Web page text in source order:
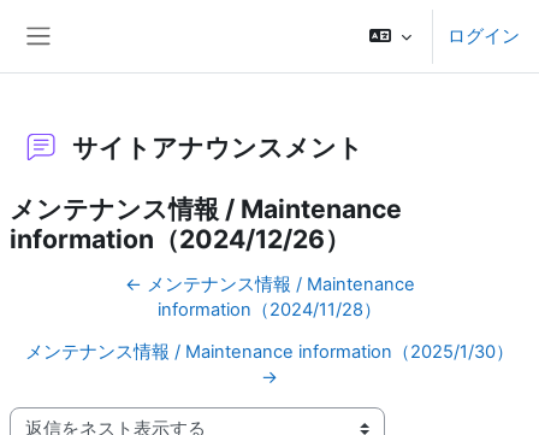
ログイン
サイトアナウンスメント
メンテナンス情報 / Maintenance
information（2024/12/26）
← メンテナンス情報 / Maintenance
information（2024/11/28）
メンテナンス情報 / Maintenance information（2025/1/30）
→
表示モード